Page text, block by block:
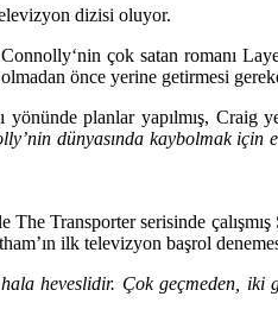
dizisi oluyor.
‘nin çok satan romanı
önce yerine getirmesi
yönünde planlar yapılmış, Craig
dünyasında kaybolmak için
The Transporterserisinde çalışmış
ilk televizyon başrol
heveslidir. Çok geçmeden,